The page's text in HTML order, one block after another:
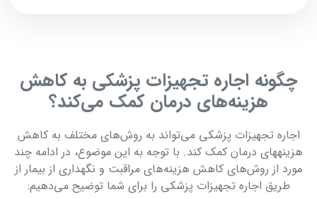
چگونه اجاره تجهیزات پزشکی به کاهش
هزینه‌های درمان کمک می‌کند؟
اجاره تجهیزات پزشکی می‌تواند به روش‌های مختلف به کاهش
هزینه‎های درمان کمک کند. با توجه به این موضوع، در ادامه چند
مورد از روش‌های کاهش هزینه‌های مراقبت و نگهداری از بیمار از
طریق اجاره تجهیزات پزشکی را برای شما توضیح می‌دهیم: